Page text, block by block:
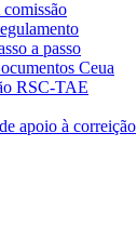
comissão
a passo
Ceua
RSC-TAE
apoio à correição